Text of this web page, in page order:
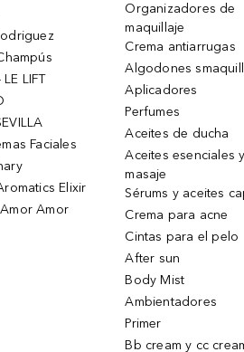
LIFT
Faciales
Elixir
Amor
Organizadores de
maquillaje
Crema antiarrugas
Algodones
Aplicadores
Perfumes
Aceites de ducha
Aceites esenciales
masaje
Sérums y aceites
Crema para acne
Cintas para el pelo
After sun
Body Mist
Ambientadores
Primer
Bb cream y cc